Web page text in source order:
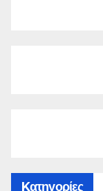
Kατηγορίες